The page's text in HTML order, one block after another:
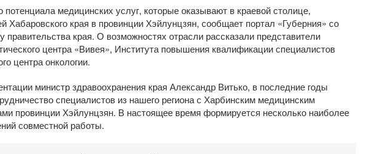
потенциала медицинских услуг, которые оказывают в краевой столице,
Хабаровского края в провинции Хэйлунцзян, сообщает портал «Губерния» со
края. О возможностях отрасли рассказали представители
центра «Вивея», Института повышения квалификации специалистов
центра онкологии.
министр здравоохранения края Александр Витько, в последние годы
специалистов из нашего региона с Харбинским медицинским
провинции Хэйлунцзян. В настоящее время формируется несколько наиболее
совместной работы.